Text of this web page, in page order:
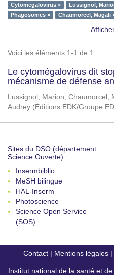
Cytomegalovirus ×
Lussignol,
Phagosomes ×
Chaumorcel, Magali
Voici les éléments 1-1 de 1
Le cytomégalovirus dit
mécanisme de défense
Lussignol, Marion; Chaumorcel,
Audrey (Éditions EDK/Groupe
Sites du DSO (département
Science Ouverte) :
Insermbiblio
MeSH bilingue
HAL-Inserm
Photoscience
Science Open Service
(SOS)
Contact | Mentions légales |
Institut national de la santé et